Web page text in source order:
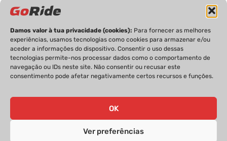
Damos valor à tua privacidade (cookies): Para fornecer as melhores
experiências, usamos tecnologias como cookies para armazenar e/ou
aceder a informações do dispositivo. Consentir o uso dessas
tecnologias permite-nos processar dados como o comportamento de
navegação ou IDs neste site. Não consentir ou recusar este
consentimento pode afetar negativamente certos recursos e funções.
OK
Ver preferências
PRIVACIDADE FICHA TÉCNICA
ESTATUTO EDITORIAL